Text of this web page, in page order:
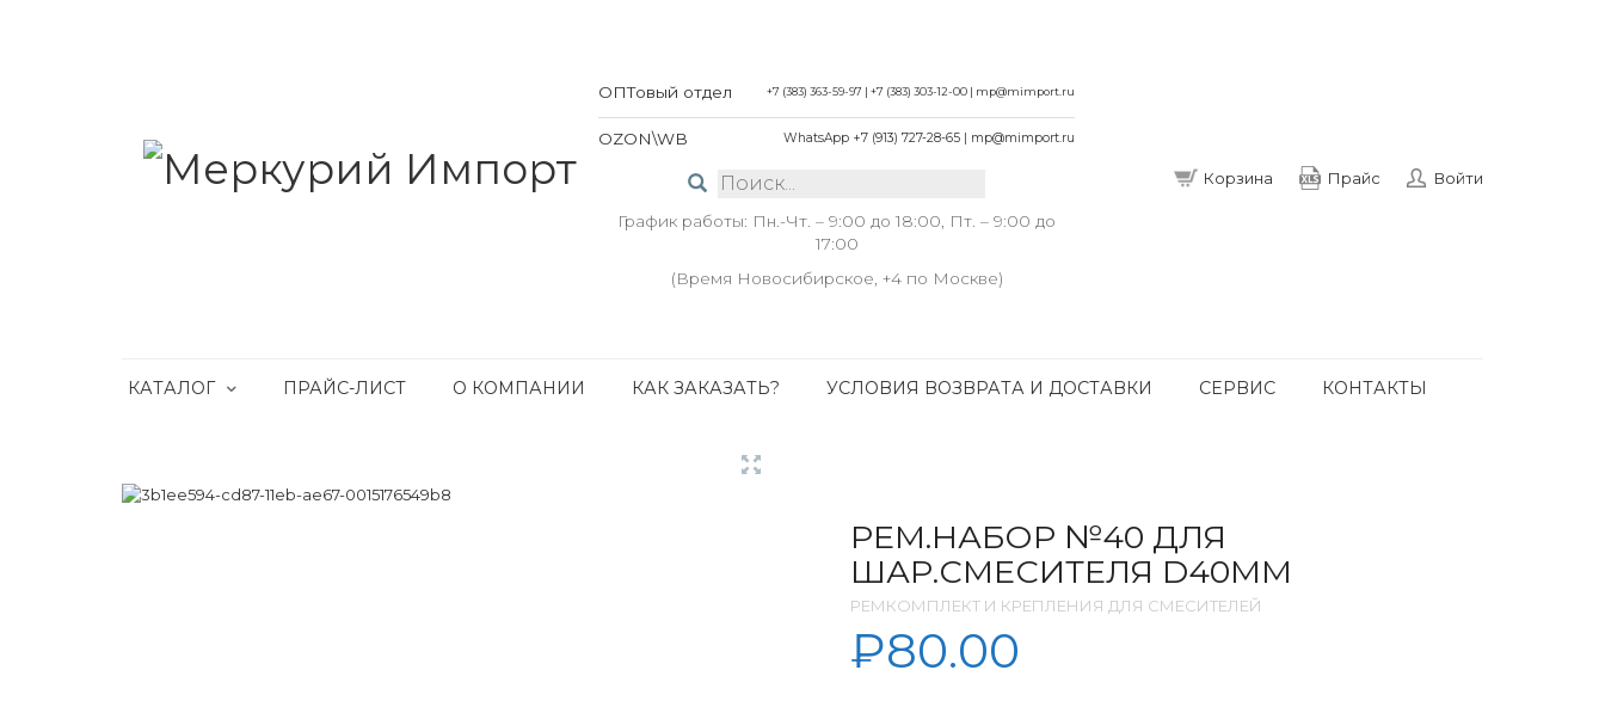
ОПТовый отдел +7 (383) 363-59-97 | +7 (383) 303-12-00 | mp@mimport.ru
OZON\WB WhatsApp +7 (913) 727-28-65 | mp@mimport.ru
График работы: Пн.-Чт. – 9:00 до 18:00, Пт. – 9:00 до
17:00
(Время Новосибирское, +4 по Москве)
Корзина Прайс Войти
КАТАЛОГ ПРАЙС-ЛИСТ О КОМПАНИИ КАК ЗАКАЗАТЬ? УСЛОВИЯ ВОЗВРАТА И ДОСТАВКИ СЕРВИС КОНТАКТЫ
РЕМ.НАБОР №40 ДЛЯ
ШАР.СМЕСИТЕЛЯ D40ММ
РЕМКОМПЛЕКТ И КРЕПЛЕНИЯ ДЛЯ СМЕСИТЕЛЕЙ
₽80.00